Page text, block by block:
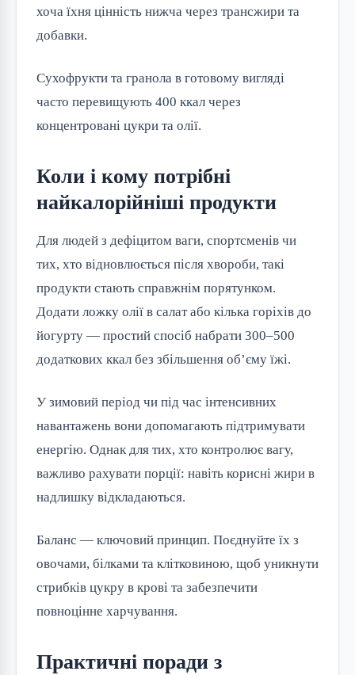
хоча їхня цінність нижча через трансжири та
добавки.
Сухофрукти та гранола в готовому вигляді
часто перевищують 400 ккал через
концентровані цукри та олії.
Коли і кому потрібні
найкалорійніші продукти
Для людей з дефіцитом ваги, спортсменів чи
тих, хто відновлюється після хвороби, такі
продукти стають справжнім порятунком.
Додати ложку олії в салат або кілька горіхів до
йогурту — простий спосіб набрати 300–500
додаткових ккал без збільшення об’єму їжі.
У зимовий період чи під час інтенсивних
навантажень вони допомагають підтримувати
енергію. Однак для тих, хто контролює вагу,
важливо рахувати порції: навіть корисні жири в
надлишку відкладаються.
Баланс — ключовий принцип. Поєднуйте їх з
овочами, білками та клітковиною, щоб уникнути
стрибків цукру в крові та забезпечити
повноцінне харчування.
Практичні поради з